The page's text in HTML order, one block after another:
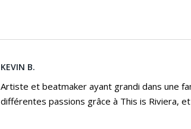
KEVIN B.
Artiste et beatmaker ayant grandi dans une
différentes passions grâce à This is Riviera,